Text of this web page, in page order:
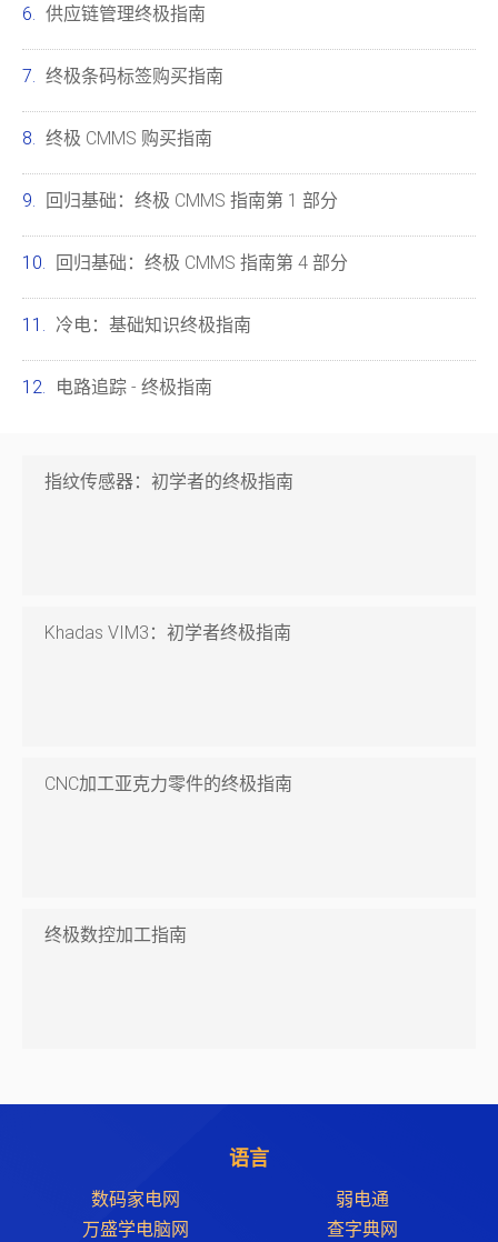
供应链管理终极指南
终极条码标签购买指南
终极 CMMS 购买指南
回归基础：终极 CMMS 指南第 1 部分
回归基础：终极 CMMS 指南第 4 部分
冷电：基础知识终极指南
电路追踪 - 终极指南
指纹传感器：初学者的终极指南
Khadas VIM3：初学者终极指南
CNC加工亚克力零件的终极指南
终极数控加工指南
语言
数码家电网
弱电通
万盛学电脑网
查字典网